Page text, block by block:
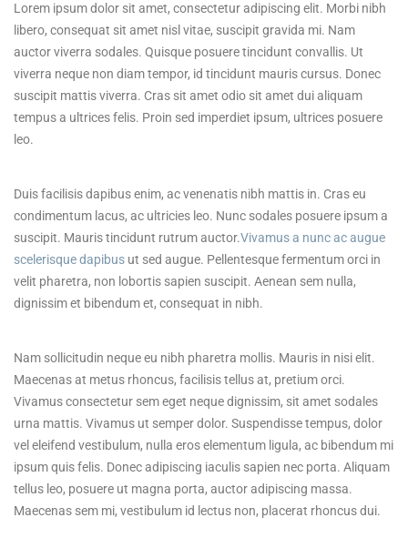
Lorem ipsum dolor sit amet, consectetur adipiscing elit. Morbi nibh
libero, consequat sit amet nisl vitae, suscipit gravida mi. Nam
auctor viverra sodales. Quisque posuere tincidunt convallis. Ut
viverra neque non diam tempor, id tincidunt mauris cursus. Donec
suscipit mattis viverra. Cras sit amet odio sit amet dui aliquam
tempus a ultrices felis. Proin sed imperdiet ipsum, ultrices posuere
leo.
Duis facilisis dapibus enim, ac venenatis nibh mattis in. Cras eu
condimentum lacus, ac ultricies leo. Nunc sodales posuere ipsum a
suscipit. Mauris tincidunt rutrum auctor.Vivamus a nunc ac augue
scelerisque dapibus ut sed augue. Pellentesque fermentum orci in
velit pharetra, non lobortis sapien suscipit. Aenean sem nulla,
dignissim et bibendum et, consequat in nibh.
Nam sollicitudin neque eu nibh pharetra mollis. Mauris in nisi elit.
Maecenas at metus rhoncus, facilisis tellus at, pretium orci.
Vivamus consectetur sem eget neque dignissim, sit amet sodales
urna mattis. Vivamus ut semper dolor. Suspendisse tempus, dolor
vel eleifend vestibulum, nulla eros elementum ligula, ac bibendum mi
ipsum quis felis. Donec adipiscing iaculis sapien nec porta. Aliquam
tellus leo, posuere ut magna porta, auctor adipiscing massa.
Maecenas sem mi, vestibulum id lectus non, placerat rhoncus dui.